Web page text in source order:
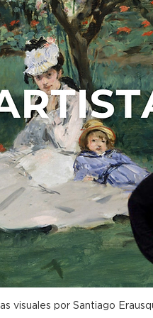
visuales por Santiago